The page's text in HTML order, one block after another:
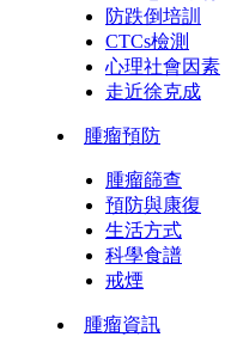
防跌倒培訓
CTCs檢測
心理社會因素
走近徐克成
腫瘤預防
腫瘤篩查
預防與康復
生活方式
科學食譜
戒煙
腫瘤資訊